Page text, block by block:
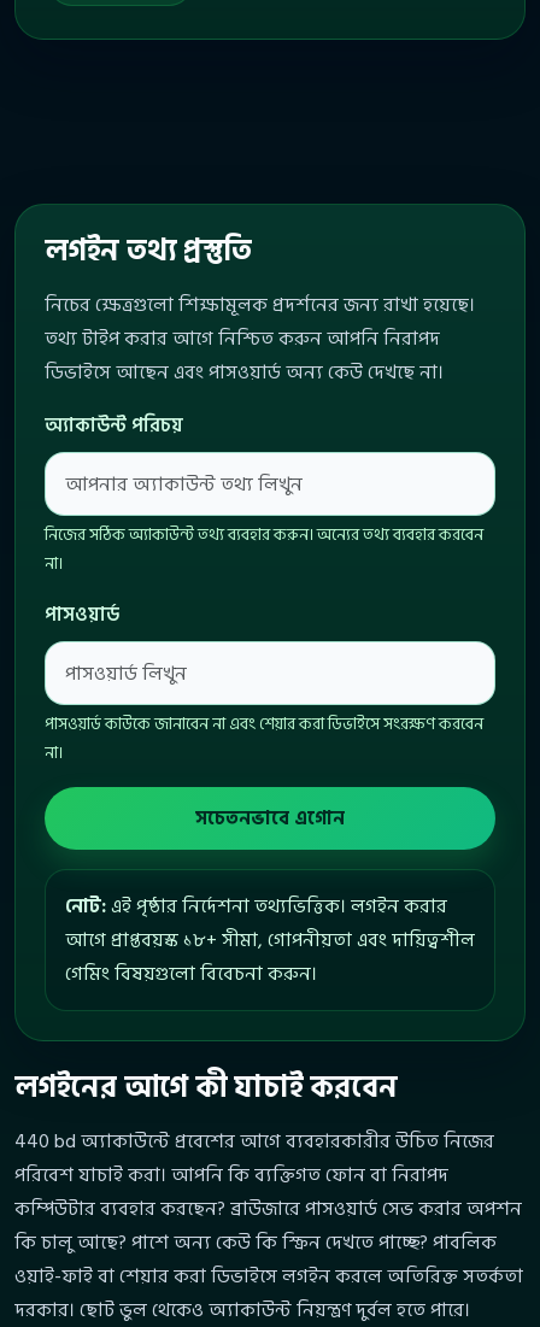
লগইন তথ্য প্রস্তুতি
নিচের ক্ষেত্রগুলো শিক্ষামূলক প্রদর্শনের জন্য রাখা হয়েছে।
তথ্য টাইপ করার আগে নিশ্চিত করুন আপনি নিরাপদ
ডিভাইসে আছেন এবং পাসওয়ার্ড অন্য কেউ দেখছে না।
অ্যাকাউন্ট পরিচয়
নিজের সঠিক অ্যাকাউন্ট তথ্য ব্যবহার করুন। অন্যের তথ্য ব্যবহার করবেন
না।
পাসওয়ার্ড
পাসওয়ার্ড কাউকে জানাবেন না এবং শেয়ার করা ডিভাইসে সংরক্ষণ করবেন
না।
সচেতনভাবে এগোন
নোট:এই পৃষ্ঠার নির্দেশনা তথ্যভিত্তিক। লগইন করার
আগে প্রাপ্তবয়স্ক ১৮+ সীমা, গোপনীয়তা এবং দায়িত্বশীল
গেমিং বিষয়গুলো বিবেচনা করুন।
লগইনের আগে কী যাচাই করবেন
440 bd অ্যাকাউন্টে প্রবেশের আগে ব্যবহারকারীর উচিত নিজের
পরিবেশ যাচাই করা। আপনি কি ব্যক্তিগত ফোন বা নিরাপদ
কম্পিউটার ব্যবহার করছেন? ব্রাউজারে পাসওয়ার্ড সেভ করার অপশন
কি চালু আছে? পাশে অন্য কেউ কি স্ক্রিন দেখতে পাচ্ছে? পাবলিক
ওয়াই-ফাই বা শেয়ার করা ডিভাইসে লগইন করলে অতিরিক্ত সতর্কতা
দরকার। ছোট ভুল থেকেও অ্যাকাউন্ট নিয়ন্ত্রণ দুর্বল হতে পারে।